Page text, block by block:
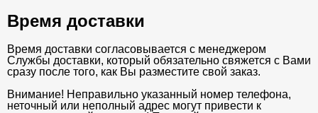
Время доставки
Время доставки согласовывается с менеджером
Службы доставки, который обязательно свяжется с Вами
сразу после того, как Вы разместите свой заказ.
Внимание! Неправильно указанный номер телефона,
неточный или неполный адрес могут привести к